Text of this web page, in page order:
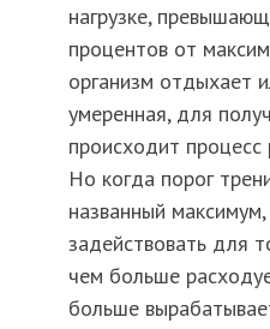
нагрузке,
процентов от
организм отдыхает
умеренная, для
происходит
Но когда порог
названный
задействовать для
чем больше
больше